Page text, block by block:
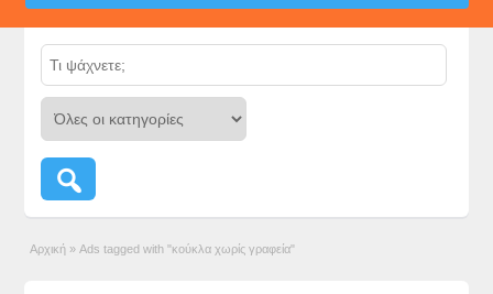
Αρχική » Ads tagged with "κούκλα χωρίς γραφεία"